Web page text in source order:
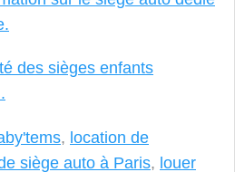
des sièges enfants
, location de
siège auto à Paris, louer